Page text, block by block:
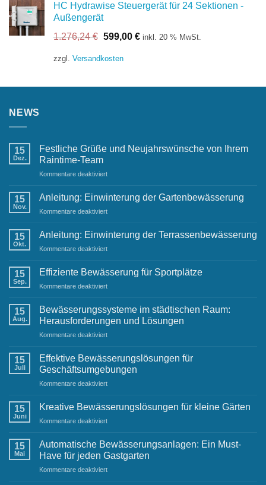
HC Hydrawise Steuergerät für 24 Sektionen -
Außengerät
1.276,24€ Ursprünglicher
war:
599,00 €Aktueller
inkl. 20 % MwSt.
zzgl. Versandkosten
NEWS
15
Dez.
Festliche Grüße und Neujahrswünsche von Ihrem
Raintime-Team
Kommentare deaktiviertfür
Grüße
Neujahrswünsche
Ihrem
15
Nov.
Anleitung: Einwinterung der Gartenbewässerung
Kommentare deaktiviertfür
Einwinterung
Gartenbewässerung
15
Okt.
Anleitung: Einwinterung der Terrassenbewässerung
Kommentare deaktiviertfür
Einwinterung
Terrassenbewässerung
15
Sep.
Effiziente Bewässerung für Sportplätze
Kommentare deaktiviertfür
Bewässerung
für
Sportplätze
15
Aug.
Bewässerungssysteme im städtischen Raum:
Herausforderungen und Lösungen
Kommentare deaktiviertfür
städtischen
Raum:
Herausforderungen
Lösungen
15
Juli
Effektive Bewässerungslösungen für
Geschäftsumgebungen
Kommentare deaktiviertfür
Bewässerungslösungen
Geschäftsumgebungen
15
Juni
Kreative Bewässerungslösungen für kleine Gärten
Kommentare deaktiviertfür
Bewässerungslösungen
für
kleine
Gärten
15
Mai
Automatische Bewässerungsanlagen: Ein Must-
Have für jeden Gastgarten
Kommentare deaktiviertfür